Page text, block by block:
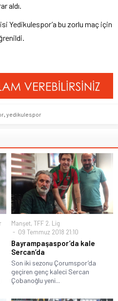
aldı.
Yedikulespor’a bu zorlu maç için
yedikulespor
Manşet, TFF 2. Lig
09 Temmuz 2018 21:10
Bayrampaşaspor’da kale
Sercan’da
Son iki sezonu Çorumspor’da
geçiren genç kaleci Sercan
Çobanoğlu yeni...